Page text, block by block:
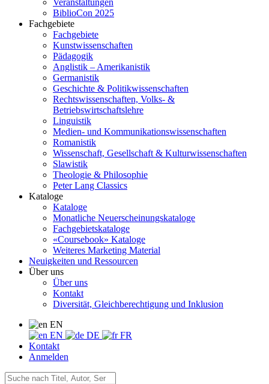
Veranstaltungen
BiblioCon 2025
Fachgebiete
Fachgebiete
Kunstwissenschaften
Pädagogik
Anglistik – Amerikanistik
Germanistik
Geschichte & Politikwissenschaften
Rechtswissenschaften, Volks- &
Betriebswirtschaftslehre
Linguistik
Medien- und Kommunikationswissenschaften
Romanistik
Wissenschaft, Gesellschaft & Kulturwissenschaften
Slawistik
Theologie & Philosophie
Peter Lang Classics
Kataloge
Kataloge
Monatliche Neuerscheinungskataloge
Fachgebietskataloge
«Coursebook» Kataloge
Weiteres Marketing Material
Neuigkeiten und Ressourcen
Über uns
Über uns
Kontakt
Diversität, Gleichberechtigung und Inklusion
EN
EN
DE
FR
Kontakt
Anmelden